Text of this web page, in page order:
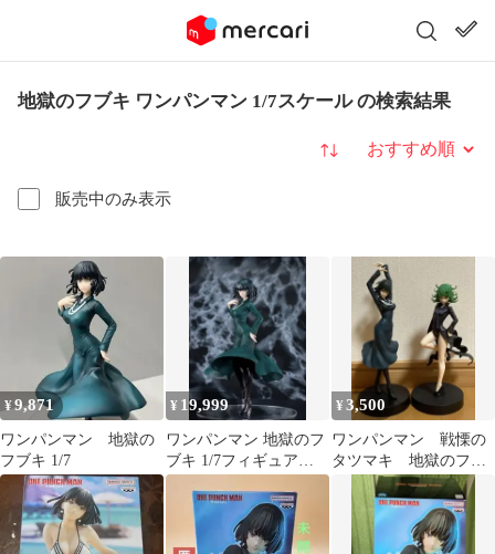
地獄のフブキ ワンパンマン 1/7スケール の検索結果
販売中のみ表示
並び替え
¥9,871
ワンパンマン 地獄の
フブキ 1/7
¥ 19,999
ワンパンマン 地獄のフ
ブキ 1/7フィギュア
B'full FOT JAPAN
¥3,500
ワンパンマン 戦慄の
タツマキ 地獄のフブ
キ フィギュア2種セッ